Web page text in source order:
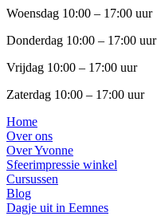
Woensdag 10:00 – 17:00 uur
Donderdag 10:00 – 17:00 uur
Vrijdag 10:00 – 17:00 uur
Zaterdag 10:00 – 17:00 uur
Home
Over ons
Over Yvonne
Sfeerimpressie winkel
Cursussen
Blog
Dagje uit in Eemnes